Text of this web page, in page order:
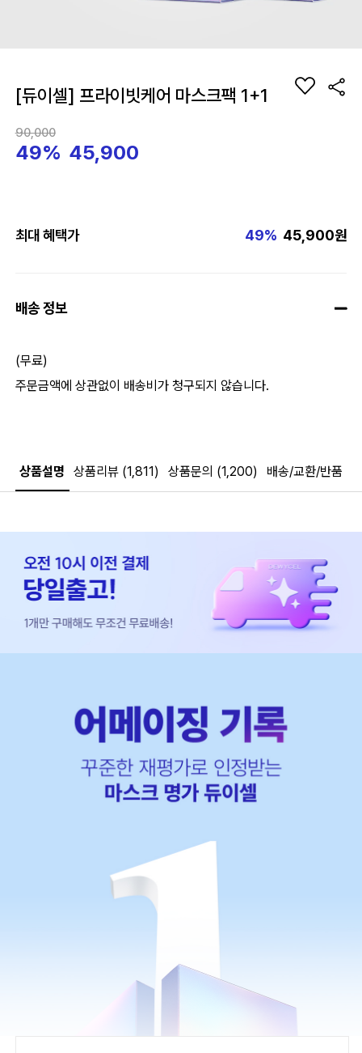
[듀이셀] 프라이빗케어 마스크팩 1+1
90,000
49% 45,900
최대 혜택가 49% 45,900원
배송 정보
(무료)
주문금액에 상관없이 배송비가 청구되지 않습니다.
상품설명 상품리뷰 (1,811) 상품문의 (1,200) 배송/교환/반품